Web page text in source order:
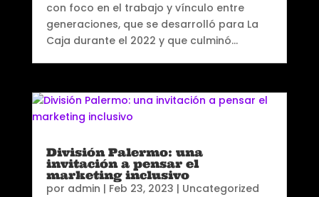
con foco en el trabajo y vínculo entre
generaciones, que se desarrolló para La
Caja durante el 2022 y que culminó...
División Palermo: una
invitación a pensar el
marketing inclusivo
por admin | Feb 23, 2023 | Uncategorized